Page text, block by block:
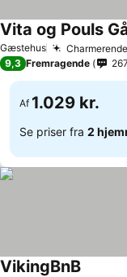
Gæstehus
Vita og Pouls
9,3 Fremragende
Af 1.029 kr.
Se priser fra 2
VikingBnB